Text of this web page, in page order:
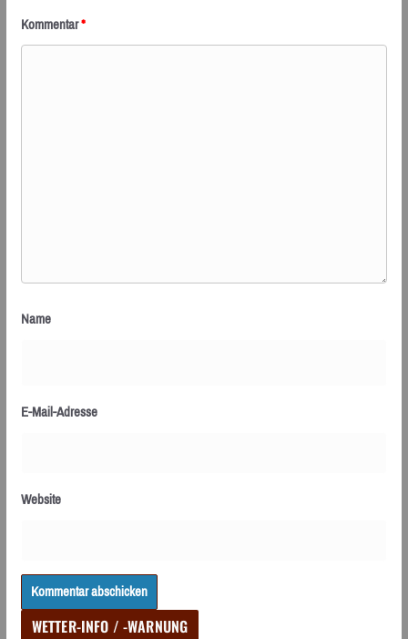
Kommentar*
Name
E-Mail-Adresse
Website
WETTER-INFO / -WARNUNG